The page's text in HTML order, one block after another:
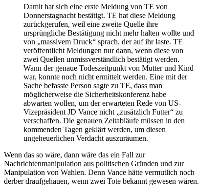
Damit hat sich eine erste Meldung von TE von
Donnerstagnacht bestätigt. TE hat diese Meldung
zurückgerufen, weil eine zweite Quelle ihre
ursprüngliche Bestätigung nicht mehr halten wollte und
von „massivem Druck“ sprach, der auf ihr laste. TE
veröffentlicht Meldungen nur dann, wenn diese von
zwei Quellen unmissverständlich bestätigt werden.
Wann der genaue Todeszeitpunkt von Mutter und Kind
war, konnte noch nicht ermittelt werden. Eine mit der
Sache befasste Person sagte zu TE, dass man
möglicherweise die Sicherheitskonferenz habe
abwarten wollen, um der erwarteten Rede von US-
Vizepräsident JD Vance nicht „zusätzlich Futter“ zu
verschaffen. Die genauen Zeitabläufe müssen in den
kommenden Tagen geklärt werden, um diesen
ungeheuerlichen Verdacht auszuräumen.
Wenn das so wäre, dann wäre das ein Fall zur
Nachrichtenmanipulation aus politischen Gründen und zur
Manipulation von Wahlen. Denn Vance hätte vermutlich noch
derber draufgehauen, wenn zwei Tote bekannt gewesen wären.